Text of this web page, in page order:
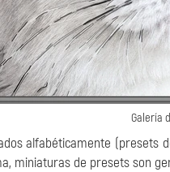
Galería
alfabéticamente (presets
miniaturas de presets son